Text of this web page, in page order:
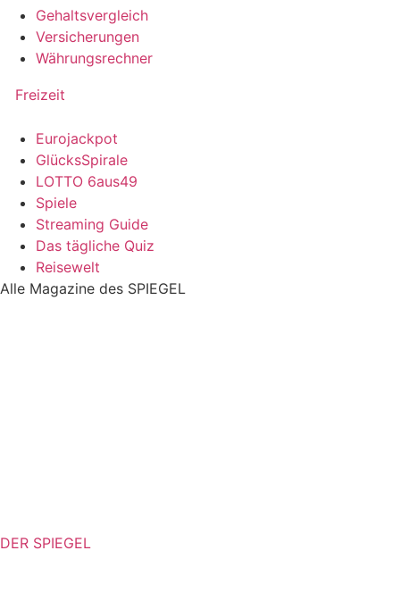
Gehaltsvergleich
Versicherungen
Währungsrechner
Freizeit
Eurojackpot
GlücksSpirale
LOTTO 6aus49
Spiele
Streaming Guide
Das tägliche Quiz
Reisewelt
Alle Magazine des SPIEGEL
DER SPIEGEL